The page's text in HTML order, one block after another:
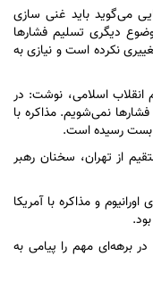
می‌گوید باید غنی سازی
دیگری تسلیم فشار‌ها
نکرده است و نیازی به
انقلاب اسلامی، نوشت: در
نمی‌شویم. مذاکره با
بست رسیده است.
از تهران، سخنان رهبر
و مذاکره با آمریکا
برهه‌ای مهم را پیامی به